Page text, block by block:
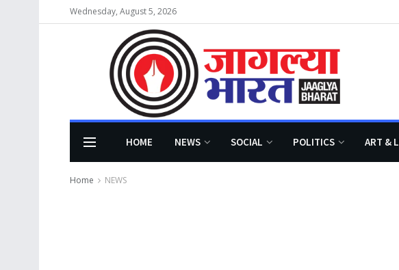
Wednesday, August 5, 2026
HOME NEWS SOCIAL POLITICS ART &
Home NEWS